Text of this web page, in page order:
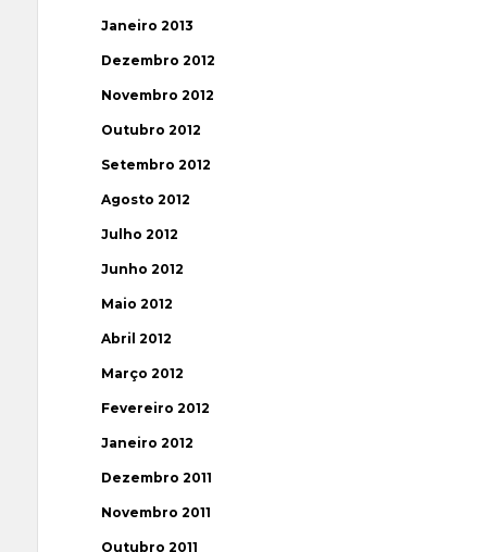
Janeiro 2013
Dezembro 2012
Novembro 2012
Outubro 2012
Setembro 2012
Agosto 2012
Julho 2012
Junho 2012
Maio 2012
Abril 2012
Março 2012
Fevereiro 2012
Janeiro 2012
Dezembro 2011
Novembro 2011
Outubro 2011